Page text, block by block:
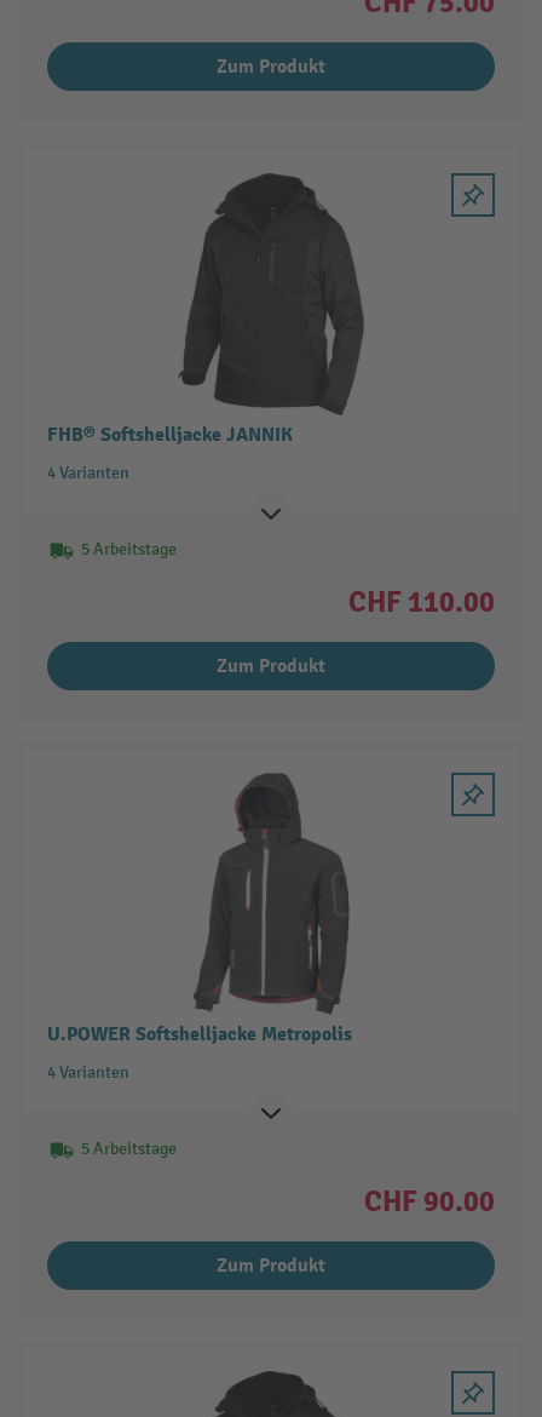
Zum Produkt
FHB® Softshelljacke JANNIK
4 Varianten
5 Arbeitstage
CHF 110.00
Zum Produkt
U.POWER Softshelljacke Metropolis
4 Varianten
5 Arbeitstage
CHF 90.00
Zum Produkt